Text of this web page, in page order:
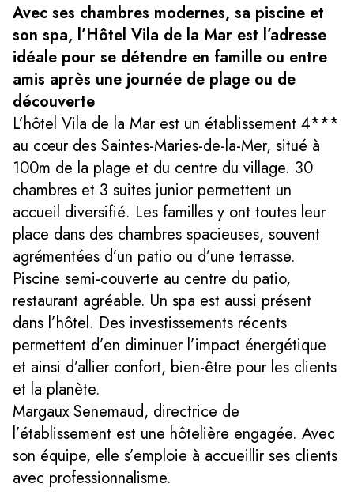
Avec ses chambres modernes, sa piscine et
son spa, l’Hôtel Vila de la Mar est l’adresse
idéale pour se détendre en famille ou entre
amis après une journée de plage ou de
découverte
L’hôtel Vila de la Mar est un établissement 4***
au cœur des Saintes-Maries-de-la-Mer, situé à
100m de la plage et du centre du village. 30
chambres et 3 suites junior permettent un
accueil diversifié. Les familles y ont toutes leur
place dans des chambres spacieuses, souvent
agrémentées d’un patio ou d’une terrasse.
Piscine semi-couverte au centre du patio,
restaurant agréable. Un spa est aussi présent
dans l’hôtel. Des investissements récents
permettent d’en diminuer l’impact énergétique
et ainsi d’allier confort, bien-être pour les clients
et la planète.
Margaux Senemaud, directrice de
l’établissement est une hôtelière engagée. Avec
son équipe, elle s’emploie à accueillir ses clients
avec professionnalisme.